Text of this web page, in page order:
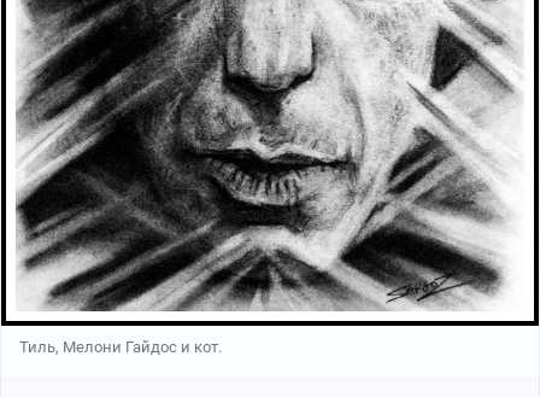
Тиль, Мелони Гайдос и кот.